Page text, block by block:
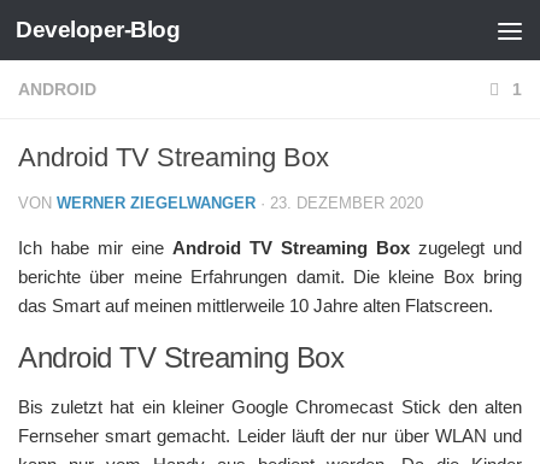
Zum Inhalt springen
Developer-Blog
ANDROID 1
Android TV Streaming Box
VON WERNER ZIEGELWANGER · 23. DEZEMBER 2020
Ich habe mir eine Android TV Streaming Box zugelegt und
berichte über meine Erfahrungen damit. Die kleine Box bring
das Smart auf meinen mittlerweile 10 Jahre alten Flatscreen.
Android TV Streaming Box
Bis zuletzt hat ein kleiner Google Chromecast Stick den alten
Fernseher smart gemacht. Leider läuft der nur über WLAN und